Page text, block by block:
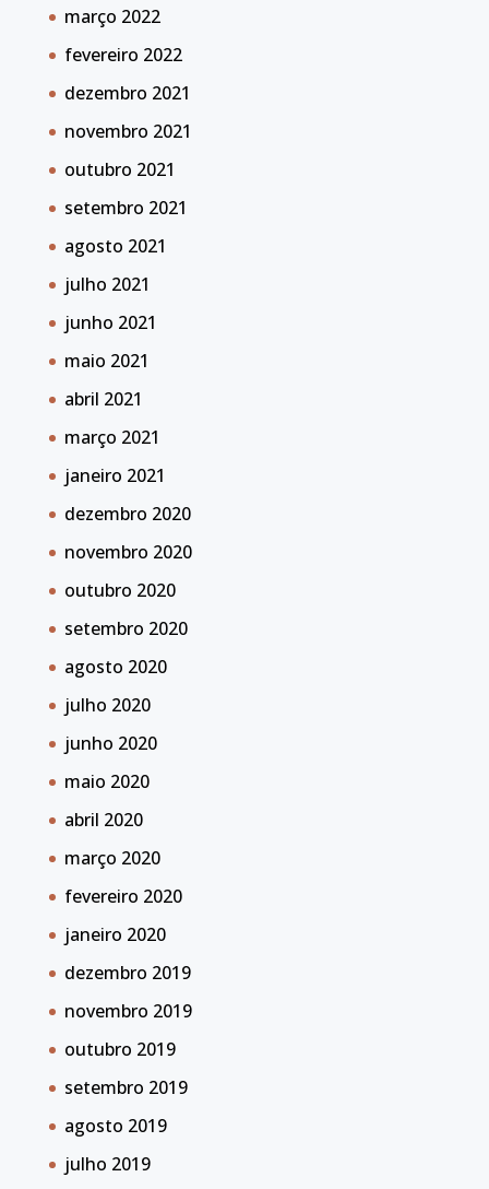
março 2022
fevereiro 2022
dezembro 2021
novembro 2021
outubro 2021
setembro 2021
agosto 2021
julho 2021
junho 2021
maio 2021
abril 2021
março 2021
janeiro 2021
dezembro 2020
novembro 2020
outubro 2020
setembro 2020
agosto 2020
julho 2020
junho 2020
maio 2020
abril 2020
março 2020
fevereiro 2020
janeiro 2020
dezembro 2019
novembro 2019
outubro 2019
setembro 2019
agosto 2019
julho 2019